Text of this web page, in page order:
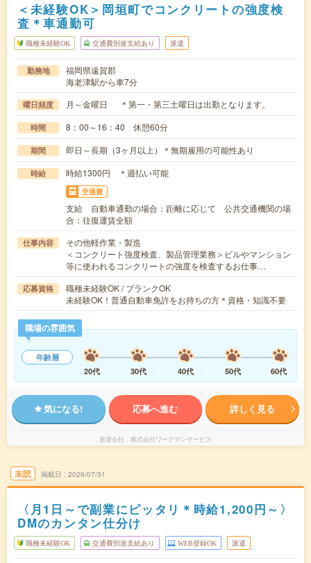
＜未経験OK＞岡垣町でコンクリートの強度検
査＊車通勤可
職種未経験OK 交通費別途支給あり 派遣
勤務地
福岡県遠賀郡
海老津駅から車7分
曜日頻度 月～金曜日 ＊第一・第三土曜日は出勤となります。
時間 8：00～16：40 休憩60分
期間 即日～長期（3ヶ月以上）＊無期雇用の可能性あり
時給 時給1300円 ＊週払い可能
交通費
支給 自動車通勤の場合：距離に応じて 公共交通機関の場
合：往復運賃全額
仕事内容
その他軽作業・製造
＜コンクリート強度検査、製品管理業務＞ビルやマンション
等に使われるコンクリートの強度を検査するお仕事…
応募資格
職種未経験OK / ブランクOK
未経験OK！普通自動車免許をお持ちの方＊資格・知識不要
職場の雰囲気
年齢層
20代
30代 40代 50代 60代
気になる! 応募へ進む 詳しく見る
派遣会社 株式会社ワークマンサービス
未読 掲載日 2026/07/31
〈月1日～で副業にピッタリ＊時給1,200円～〉
DMのカンタン仕分け
職種未経験OK 交通費別途支給あり WEB登録OK 派遣